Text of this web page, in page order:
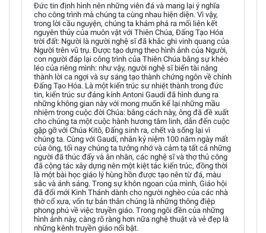
Đức tin định hình nên những viên đá và mang lại ý nghĩa
cho công trình mà chúng ta cùng nhau hiện diện. Vì vậy,
trong lời cầu nguyện, chúng ta khám phá ra mối liên kết
nguyên thủy của muôn vật với Thiên Chúa, Đấng Tạo Hóa
trời đất: Người là người nghệ sĩ đã khắc ghi vinh quang của
Người trên vũ trụ. Được tạo dựng theo hình ảnh của Người,
con người đáp lại công trình của Thiên Chúa bằng sự khéo
léo của riêng mình: như vậy, người nghệ sĩ biến tài năng
thành lời ca ngợi và sự sáng tạo thành chứng ngôn về chính
Đấng Tạo Hóa. Là một kiến trúc sư nhiệt thành trong đức
tin, kiến trúc sư đáng kính Antoni Gaudí đã hình dung ra
những không gian này với mong muốn kể lại những mầu
nhiệm trong cuộc đời Chúa: bằng cách này, ông đã đề xuất
cho chúng ta một cuộc hành hương tâm linh, dẫn đến cuộc
gặp gỡ với Chúa Kitô, Đấng sinh ra, chết và sống lại vì
chúng ta. Cùng với Gaudí, nhân kỷ niệm 100 năm ngày mất
của ông, tối nay chúng ta tưởng nhớ và cảm tạ tất cả những
người đã thúc đẩy và ân nhân, các nghệ sĩ và thợ thủ công
đã cộng tác xây dựng nên một kiệt tác kiến trúc, đồng thời
là một bài học giáo lý hùng hồn được tạo nên từ đá, màu
sắc và ánh sáng. Trong sự khôn ngoan của mình, Giáo hội
đã đổi mới Kinh Thánh dành cho người nghèo của các nhà
thờ cổ xưa, vốn tự bản thân chúng là những thông điệp
phong phú về việc truyền giáo. Trong ngôi đền của những
hình ảnh này, càng rõ ràng hơn nữa nghệ thuật và vẻ đẹp là
những kênh truyền giáo nổi bật.